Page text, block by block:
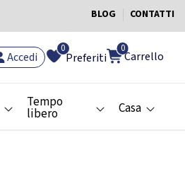
BLOG CONTATTI
Accedi Preferiti
0 0
Carrello
Tempo
libero Casa